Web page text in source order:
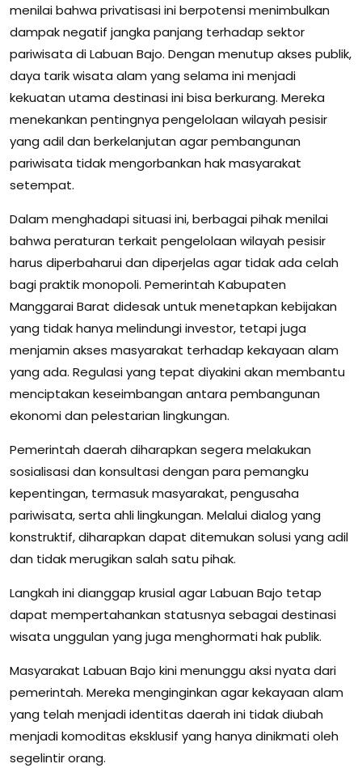
menilai bahwa privatisasi ini berpotensi menimbulkan
dampak negatif jangka panjang terhadap sektor
pariwisata di Labuan Bajo. Dengan menutup akses publik,
daya tarik wisata alam yang selama ini menjadi
kekuatan utama destinasi ini bisa berkurang. Mereka
menekankan pentingnya pengelolaan wilayah pesisir
yang adil dan berkelanjutan agar pembangunan
pariwisata tidak mengorbankan hak masyarakat
setempat.
Dalam menghadapi situasi ini, berbagai pihak menilai
bahwa peraturan terkait pengelolaan wilayah pesisir
harus diperbaharui dan diperjelas agar tidak ada celah
bagi praktik monopoli. Pemerintah Kabupaten
Manggarai Barat didesak untuk menetapkan kebijakan
yang tidak hanya melindungi investor, tetapi juga
menjamin akses masyarakat terhadap kekayaan alam
yang ada. Regulasi yang tepat diyakini akan membantu
menciptakan keseimbangan antara pembangunan
ekonomi dan pelestarian lingkungan.
Pemerintah daerah diharapkan segera melakukan
sosialisasi dan konsultasi dengan para pemangku
kepentingan, termasuk masyarakat, pengusaha
pariwisata, serta ahli lingkungan. Melalui dialog yang
konstruktif, diharapkan dapat ditemukan solusi yang adil
dan tidak merugikan salah satu pihak.
Langkah ini dianggap krusial agar Labuan Bajo tetap
dapat mempertahankan statusnya sebagai destinasi
wisata unggulan yang juga menghormati hak publik.
Masyarakat Labuan Bajo kini menunggu aksi nyata dari
pemerintah. Mereka menginginkan agar kekayaan alam
yang telah menjadi identitas daerah ini tidak diubah
menjadi komoditas eksklusif yang hanya dinikmati oleh
segelintir orang.